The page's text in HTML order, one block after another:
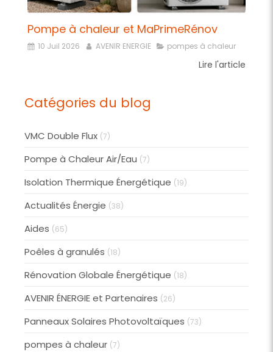
Pompe à chaleur et MaPrimeRénov
10 Juil 2026 AVENIR ENERGIE pompes à chaleur
Lire l'article
Catégories du blog
VMC Double Flux (7)
Pompe à Chaleur Air/Eau (7)
Isolation Thermique Énergétique (19)
Actualités Énergie (38)
Aides (65)
Poêles à granulés (18)
Rénovation Globale Énergétique (18)
AVENIR ÉNERGIE et Partenaires (26)
Panneaux Solaires Photovoltaïques (73)
pompes à chaleur (7)